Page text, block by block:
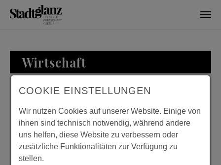
Wirtschaft
WIRTSCHAFT
ZU BESUCH BEI
COOKIE EINSTELLUNGEN
Wir nutzen Cookies auf unserer Website. Einige von
ihnen sind technisch notwendig, während andere
uns helfen, diese Website zu verbessern oder
zusätzliche Funktionalitäten zur Verfügung zu
stellen.